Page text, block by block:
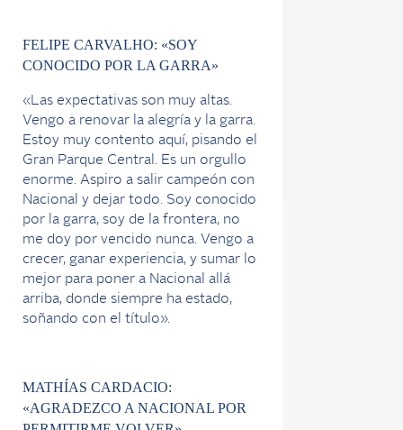
FELIPE CARVALHO: «SOY
CONOCIDO POR LA GARRA»
«Las expectativas son muy altas.
Vengo a renovar la alegría y la garra.
Estoy muy contento aquí, pisando el
Gran Parque Central. Es un orgullo
enorme. Aspiro a salir campeón con
Nacional y dejar todo. Soy conocido
por la garra, soy de la frontera, no
me doy por vencido nunca. Vengo a
crecer, ganar experiencia, y sumar lo
mejor para poner a Nacional allá
arriba, donde siempre ha estado,
soñando con el título».
MATHÍAS CARDACIO:
«AGRADEZCO A NACIONAL POR